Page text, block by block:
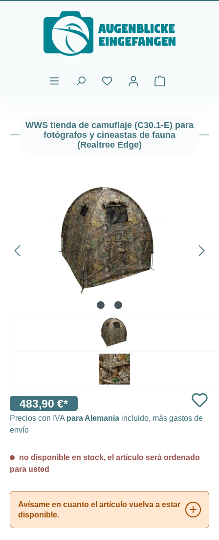
Saltar al contenido principal
El carrito de
WWS tienda de camuflaje (C30.1-E) para
fotógrafos y cineastas de fauna
(Realtree Edge)
483,90 €*
Precios con IVA para Alemania incluido, más gastos de
envío
no disponible en stock, el artículo será ordenado
para usted
Avísame en cuanto el artículo vuelva a estar
disponible.